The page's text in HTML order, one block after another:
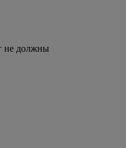
не должны